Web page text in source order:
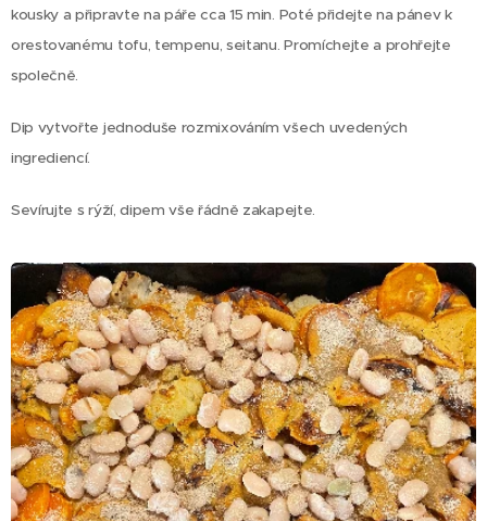
kousky a připravte na páře cca 15 min. Poté přidejte na pánev k
orestovanému tofu, tempenu, seitanu. Promíchejte a prohřejte
společně.
Dip vytvořte jednoduše rozmixováním všech uvedených
ingrediencí.
Sevírujte s rýží, dipem vše řádně zakapejte.